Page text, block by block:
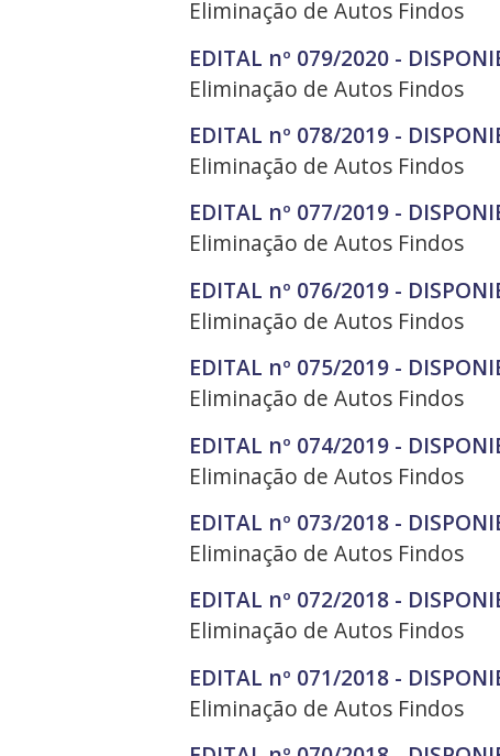
Eliminação de Autos Findos
EDITAL nº 079/2020 -
Eliminação de Autos Findos
EDITAL nº 078/2019 -
Eliminação de Autos Findos
EDITAL nº 077/2019 -
Eliminação de Autos Findos
EDITAL nº 076/2019 -
Eliminação de Autos Findos
EDITAL nº 075/2019 -
Eliminação de Autos Findos
EDITAL nº 074/2019 -
Eliminação de Autos Findos
EDITAL nº 073/2018 -
Eliminação de Autos Findos
EDITAL nº 072/2018 -
Eliminação de Autos Findos
EDITAL nº 071/2018 -
Eliminação de Autos Findos